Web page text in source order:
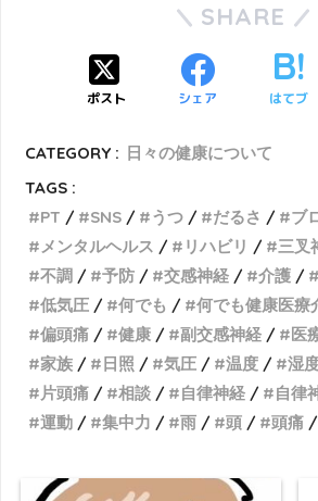
SHARE
ポスト シェア はてブ
CATEGORY : 日々の健康について
TAGS :
PT
SNS うつ だるさ ブ
メンタルヘルス
リハビリ 三叉
不調
予防 交感神経 介護
低気圧
何でも
何でも健康医療
偏頭痛
健康 副交感神経 医
家族
日照 気圧 温度 湿
片頭痛
相談 自律神経
自律
運動
集中力 雨 頭 頭痛